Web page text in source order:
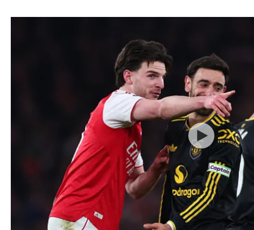
הפועל תל אביב
מכבי נתניה
בני יהודה
ליגה סינית
ליגות נוספות